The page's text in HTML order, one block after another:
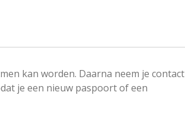
kan worden. Daarna neem je contact
je een nieuw paspoort of een